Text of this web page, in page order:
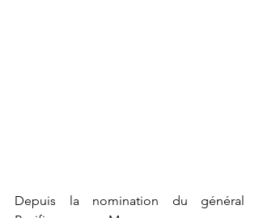
Depuis la nomination du général